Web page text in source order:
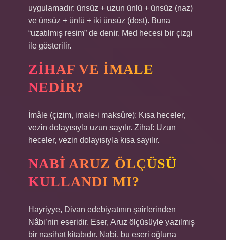
uygulamadır: ünsüz + uzun ünlü + ünsüz (naz)
ve ünsüz + ünlü + iki ünsüz (dost). Buna
“uzatılmış resim” de denir. Med hecesi bir çizgi
ile gösterilir.
ZIHAF VE IMALE
NEDIR?
İmâle (çizim, imale-i maksûre): Kısa heceler,
vezin dolayısıyla uzun sayılır. Zihaf: Uzun
heceler, vezin dolayısıyla kısa sayılır.
NABI ARUZ ÖLÇÜSÜ
KULLANDI MI?
Hayriyye, Divan edebiyatının şairlerinden
Nâbi’nin eseridir. Eser, Aruz ölçüsüyle yazılmış
bir nasihat kitabıdır. Nabi, bu eseri oğluna